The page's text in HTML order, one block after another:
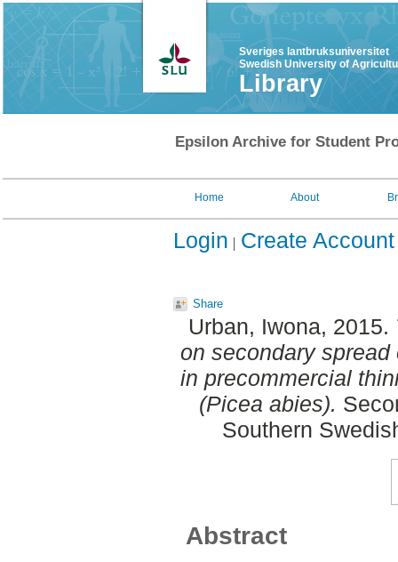
Sveriges lantbruksuniversitet
Swedish University of
Library
Epsilon Archive for Student
Home About
Login Create Account
Share
Urban, Iwona, 2015.
on secondary
in precommercial
(Picea abies).
Southern
Abstract